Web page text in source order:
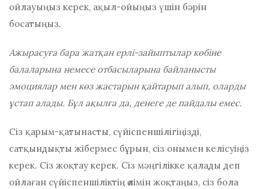
ойлауыңыз керек, ақыл-ойыңыз үшін бәрін
босатыңыз.
Ажырасуға бара жатқан ерлі-зайыптылар көбіне
балаларына немесе отбасыларына байланысты
эмоциялар мен көз жастарын қайтарып алып, оларды
ұстап алады. Бұл ақылға да, денеге де пайдалы емес.
Сіз қарым-қатынасты, сүйіспеншілігіңізді,
сатқындықты жібермес бұрын, сіз онымен келісуіңіз
керек. Сіз жоқтау керек. Сіз мәңгілікке қалады деп
ойлаған сүйіспеншіліктің өлімін жоқтаңыз, сіз бола